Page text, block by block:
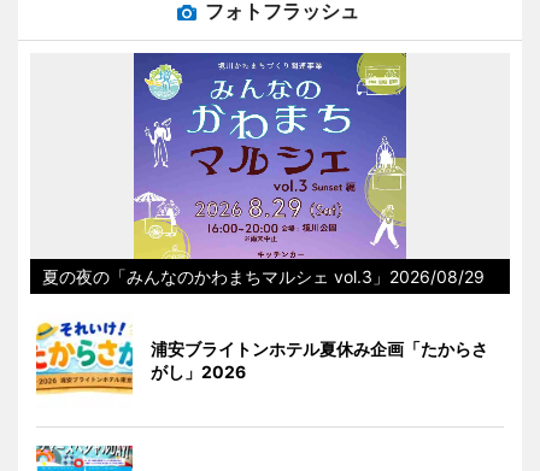
フォトフラッシュ
夏の夜の「みんなのかわまちマルシェ vol.3」2026/08/29
浦安ブライトンホテル夏休み企画「たからさ
がし」2026